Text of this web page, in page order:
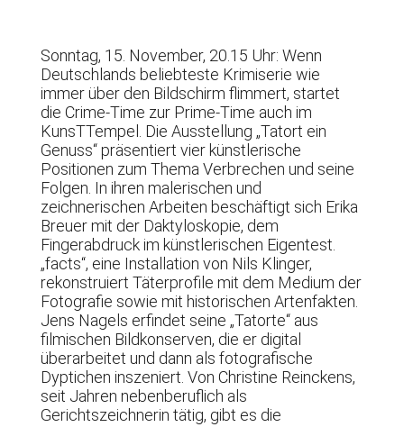
Sonntag, 15. November, 20.15 Uhr: Wenn
Deutschlands beliebteste Krimiserie wie
immer über den Bildschirm flimmert, startet
die Crime-Time zur Prime-Time auch im
KunsTTempel. Die Ausstellung „Tatort ein
Genuss“ präsentiert vier künstlerische
Positionen zum Thema Verbrechen und seine
Folgen. In ihren malerischen und
zeichnerischen Arbeiten beschäftigt sich Erika
Breuer mit der Daktyloskopie, dem
Fingerabdruck im künstlerischen Eigentest.
„facts“, eine Installation von Nils Klinger,
rekonstruiert Täterprofile mit dem Medium der
Fotografie sowie mit historischen Artenfakten.
Jens Nagels erfindet seine „Tatorte“ aus
filmischen Bildkonserven, die er digital
überarbeitet und dann als fotografische
Dyptichen inszeniert. Von Christine Reinckens,
seit Jahren nebenberuflich als
Gerichtszeichnerin tätig, gibt es die